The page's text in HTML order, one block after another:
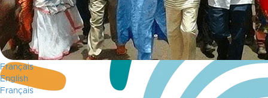
Français
English
Français